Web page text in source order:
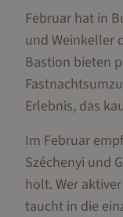
Februar hat in
und Weinkeller
Bastion bieten
Erlebnis, das
Im Februar
Széchenyi und
holt. Wer
taucht in die